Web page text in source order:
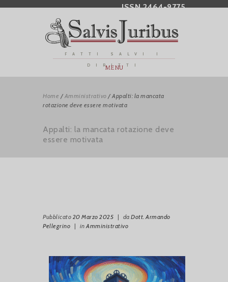
ISSN 2464-9775
FATTI SALVI I
DIRITTI
MENU
Home / Amministrativo / Appalti: la mancata
rotazione deve essere motivata
Appalti: la mancata rotazione deve
essere motivata
Pubblicato 20 Marzo 2025 | da Dott. Armando
Pellegrino | inAmministrativo